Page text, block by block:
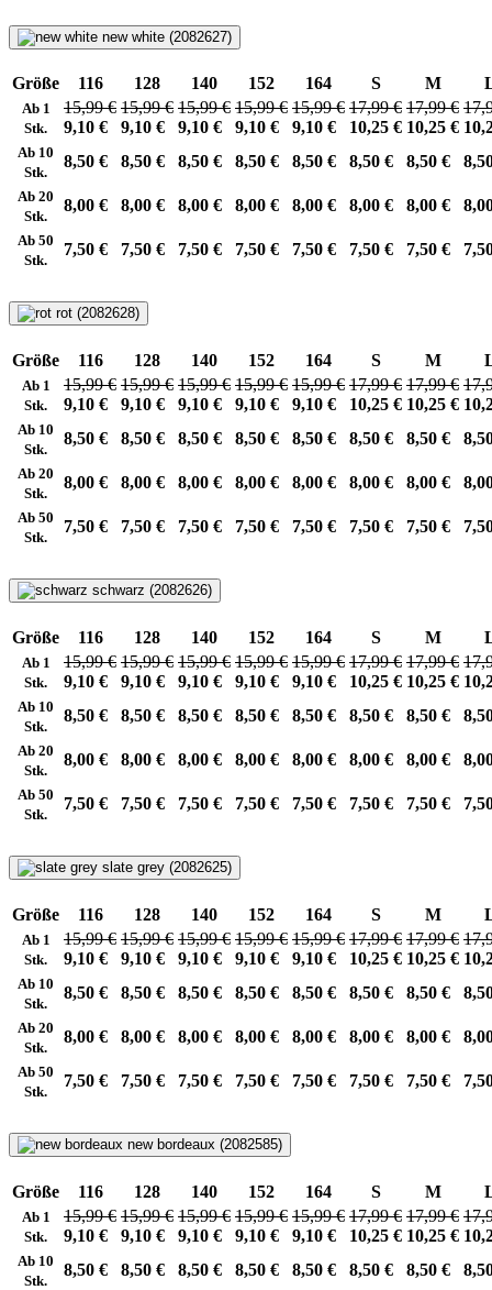
new white (2082627)
Größe 116 128 140 152 164 S M
Ab 1
Stk.
15,99 €
9,10 €
15,99 €
9,10 €
15,99 €
9,10 €
15,99 €
9,10 €
15,99 €
9,10 €
17,99 €
10,25 €
17,99 €
10,25 €
Ab 10
Stk.
8,50 € 8,50 € 8,50 € 8,50 € 8,50 € 8,50 € 8,50 €
Ab 20
Stk.
8,00 € 8,00 € 8,00 € 8,00 € 8,00 € 8,00 € 8,00 €
Ab 50
Stk.
7,50 € 7,50 € 7,50 € 7,50 € 7,50 € 7,50 € 7,50 €
rot (2082628)
Größe 116 128 140 152 164 S M
Ab 1
Stk.
15,99 €
9,10 €
15,99 €
9,10 €
15,99 €
9,10 €
15,99 €
9,10 €
15,99 €
9,10 €
17,99 €
10,25 €
17,99 €
10,25 €
Ab 10
Stk.
8,50 € 8,50 € 8,50 € 8,50 € 8,50 € 8,50 € 8,50 €
Ab 20
Stk.
8,00 € 8,00 € 8,00 € 8,00 € 8,00 € 8,00 € 8,00 €
Ab 50
Stk.
7,50 € 7,50 € 7,50 € 7,50 € 7,50 € 7,50 € 7,50 €
schwarz (2082626)
Größe 116 128 140 152 164 S M
Ab 1
Stk.
15,99 €
9,10 €
15,99 €
9,10 €
15,99 €
9,10 €
15,99 €
9,10 €
15,99 €
9,10 €
17,99 €
10,25 €
17,99 €
10,25 €
Ab 10
Stk.
8,50 € 8,50 € 8,50 € 8,50 € 8,50 € 8,50 € 8,50 €
Ab 20
Stk.
8,00 € 8,00 € 8,00 € 8,00 € 8,00 € 8,00 € 8,00 €
Ab 50
Stk.
7,50 € 7,50 € 7,50 € 7,50 € 7,50 € 7,50 € 7,50 €
slate grey (2082625)
Größe 116 128 140 152 164 S M
Ab 1
Stk.
15,99 €
9,10 €
15,99 €
9,10 €
15,99 €
9,10 €
15,99 €
9,10 €
15,99 €
9,10 €
17,99 €
10,25 €
17,99 €
10,25 €
Ab 10
Stk.
8,50 € 8,50 € 8,50 € 8,50 € 8,50 € 8,50 € 8,50 €
Ab 20
Stk.
8,00 € 8,00 € 8,00 € 8,00 € 8,00 € 8,00 € 8,00 €
Ab 50
Stk.
7,50 € 7,50 € 7,50 € 7,50 € 7,50 € 7,50 € 7,50 €
new bordeaux (2082585)
Größe 116 128 140 152 164 S M
Ab 1
Stk.
15,99 €
9,10 €
15,99 €
9,10 €
15,99 €
9,10 €
15,99 €
9,10 €
15,99 €
9,10 €
17,99 €
10,25 €
17,99 €
10,25 €
Ab 10
Stk.
8,50 € 8,50 € 8,50 € 8,50 € 8,50 € 8,50 € 8,50 €